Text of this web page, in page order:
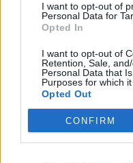
I want to opt-out of
Personal Data for
Opted In
I want to opt-out of
Retention, Sale,
Personal Data that
Purposes for which it
Opted Out
CONFIRM
4
UUTISET